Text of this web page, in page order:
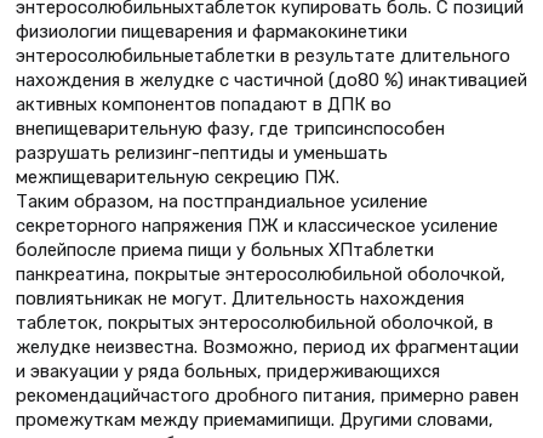
энтеросолюбильныхтаблеток купировать боль. С позиций
физиологии пищеварения и фармакокинетики
энтеросолюбильныетаблетки в результате длительного
нахождения в желудке с частичной (до80 %) инактивацией
активных компонентов попадают в ДПК во
внепищеварительную фазу, где трипсинспособен
разрушать релизинг-пептиды и уменьшать
межпищеварительную секрецию ПЖ.
Таким образом, на постпрандиальное усиление
секреторного напряжения ПЖ и классическое усиление
болейпосле приема пищи у больных ХПтаблетки
панкреатина, покрытые энтеросолюбильной оболочкой,
повлиятьникак не могут. Длительность нахождения
таблеток, покрытых энтеросолюбильной оболочкой, в
желудке неизвестна. Возможно, период их фрагментации
и эвакуации у ряда больных, придерживающихся
рекомендацийчастого дробного питания, примерно равен
промежуткам между приемамипищи. Другими словами,